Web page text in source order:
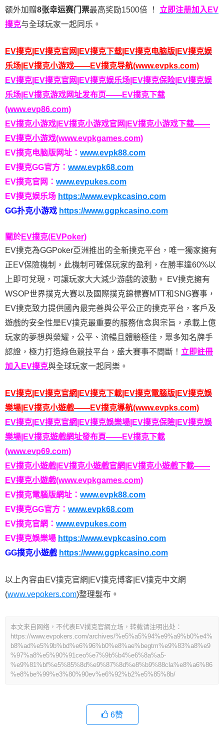
额外加赠8张幸运赛门票最高奖励1500倍 ！ 立即注册加入EV
撲克与全球玩家一起同乐。
EV撲克|EV撲克官网|EV撲克下载|EV撲克电脑版|EV撲克娱
乐场|EV撲克小游戏——EV撲克导航(www.evpks.com)
EV撲克|EV撲克官网|EV撲克娱乐场|EV撲克保险|EV撲克娱
乐场|EV撲克游戏网址发布页——EV撲克下载
(www.evp86.com)
EV撲克小游戏|EV撲克小游戏官网|EV撲克小游戏下载——
EV撲克小游戏(www.evpkgames.com)
EV撲克电脑版网址： www.evpk88.com
EV撲克GG官方： www.evpk68.com
EV撲克官网： www.evpukes.com
EV撲克娱乐场 https://www.evpkcasino.com
GG扑克小游戏 https://www.ggpkcasino.com
關於EV撲克(EVPoker)
EV撲克為GGPoker亞洲推出的全新撲克平台，唯一獨家擁有
正EV保險機制，此機制可確保玩家的盈利，在勝率達60%以
上即可兌現，可讓玩家大大減少游戲的波動。 EV撲克擁有
WSOP世界撲克大賽以及國際撲克錦標賽MTT和SNG賽事，
EV撲克致力提供國內最完善與公平公正的撲克平台，客戶及
遊戲的安全性是EV撲克最重要的服務信念與宗旨，承載上億
玩家的夢想與榮耀，公平、流暢且體驗極佳，眾多知名牌手
認證，極力打造綠色競技平台，盛大賽事不間斷！ 立即註冊
加入EV撲克與全球玩家一起同樂。
EV撲克|EV撲克官網|EV撲克下載|EV撲克電腦版|EV撲克娛
樂場|EV撲克小遊戲——EV撲克導航(www.evpks.com)
EV撲克|EV撲克官網|EV撲克娛樂場|EV撲克保險|EV撲克娛
樂場|EV撲克遊戲網址發布頁——EV撲克下載
(www.evp69.com)
EV撲克小遊戲|EV撲克小遊戲官網|EV撲克小遊戲下載——
EV撲克小遊戲(www.evpkgames.com)
EV撲克電腦版網址： www.evpk88.com
EV撲克GG官方： www.evpk68.com
EV撲克官網： www.evpukes.com
EV撲克娛樂場 https://www.evpkcasino.com
GG撲克小遊戲 https://www.ggpkcasino.com
以上內容由EV撲克官網|EV撲克博客|EV撲克中文網
(www.vepokers.com)整理髮布。
本文来自网络，不代表EV撲克官網立场，转载请注明出处：
https://www.evpokers.com/archives/%e5%a5%94%e9%a9%b0%e4%
b8%ad%e5%9b%bd%e6%96%b0%e8%ae%begtm%e9%83%a8%e9
%97%a8%e5%90%91ceo%e7%9b%b4%e6%8a%a5-
%e9%81%bf%e5%85%8d%e9%87%8d%e8%b9%88cla%e8%a6%86
%e8%be%99%e3%80%90ev%e6%92%b2%e5%85%8b/
6赞